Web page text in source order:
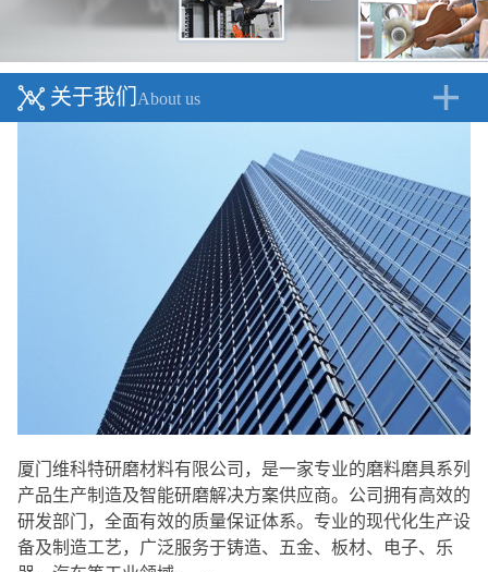
关于我们 About us
厦门维科特研磨材料有限公司，是一家专业的磨料磨具系列
产品生产制造及智能研磨解决方案供应商。公司拥有高效的
研发部门，全面有效的质量保证体系。专业的现代化生产设
备及制造工艺，广泛服务于铸造、五金、板材、电子、乐